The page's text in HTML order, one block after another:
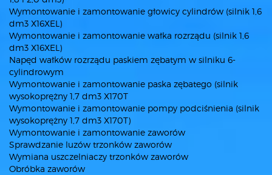
Wymontowanie i zamontowanie głowicy cylindrów (silnik 1,6
dm3 X16XEL)
Wymontowanie i zamontowanie wałka rozrządu (silnik 1,6
dm3 X16XEL)
Napęd wałków rozrządu paskiem zębatym w silniku 6-
cylindrowym
Wymontowanie i zamontowanie paska zębatego (silnik
wysokoprężny 1,7 dm3 X170T
Wymontowanie i zamontowanie pompy podciśnienia (silnik
wysokoprężny 1,7 dm3 X170T)
Wymontowanie i zamontowanie zaworów
Sprawdzanie luzów trzonków zaworów
Wymiana uszczelniaczy trzonków zaworów
Obróbka zaworów